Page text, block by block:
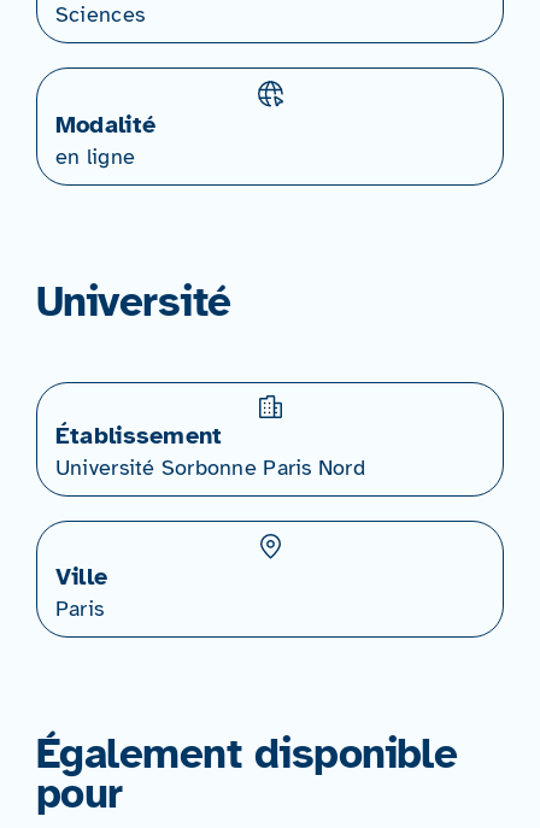
Sciences
Modalité
en ligne
Université
Établissement
Université Sorbonne Paris Nord
Ville
Paris
Également disponible
pour